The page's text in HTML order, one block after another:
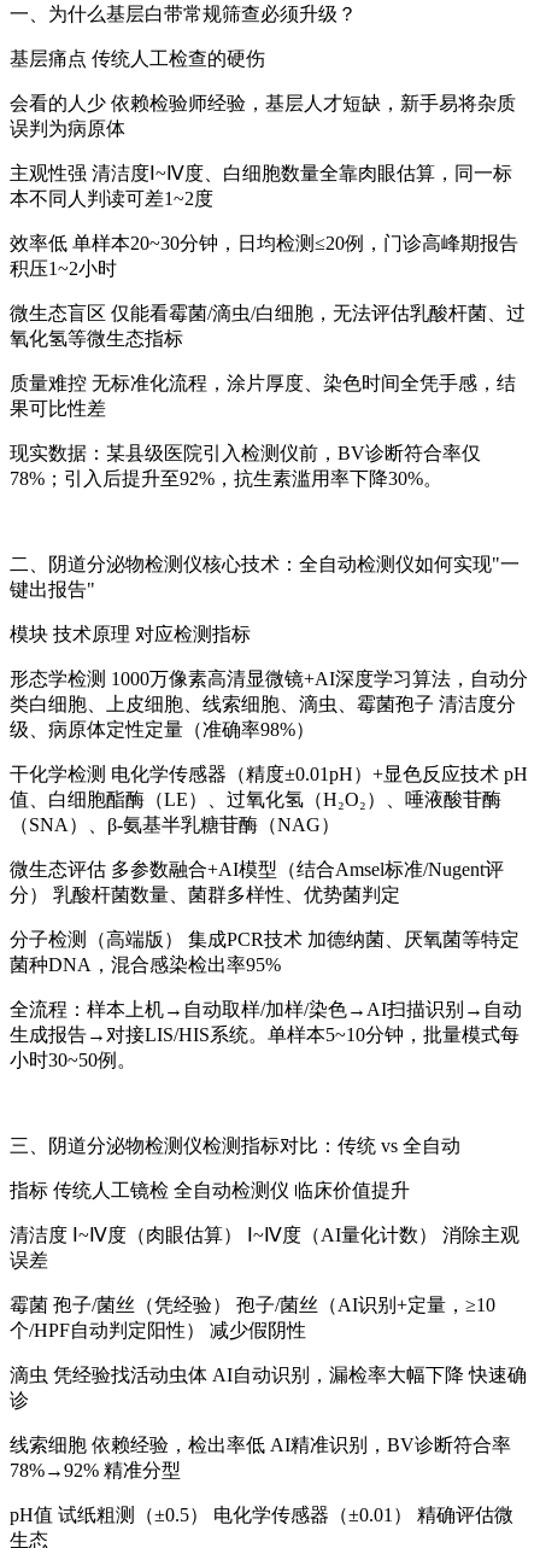
一、为什么基层白带常规筛查必须升级？
基层痛点 传统人工检查的硬伤
会看的人少 依赖检验师经验，基层人才短缺，新手易将杂质
误判为病原体
主观性强 清洁度Ⅰ~Ⅳ度、白细胞数量全靠肉眼估算，同一标
本不同人判读可差1~2度
效率低 单样本20~30分钟，日均检测≤20例，门诊高峰期报告
积压1~2小时
微生态盲区 仅能看霉菌/滴虫/白细胞，无法评估乳酸杆菌、过
氧化氢等微生态指标
质量难控 无标准化流程，涂片厚度、染色时间全凭手感，结
果可比性差
现实数据：某县级医院引入检测仪前，BV诊断符合率仅
78%；引入后提升至92%，抗生素滥用率下降30%。
二、 阴道分泌物检测仪核心技术：全自动检测仪如何实现"一
键出报告"
模块 技术原理 对应检测指标
形态学检测 1000万像素高清显微镜+AI深度学习算法，自动分
类白细胞、上皮细胞、线索细胞、滴虫、霉菌孢子 清洁度分
级、病原体定性定量（准确率98%）
干化学检测 电化学传感器（精度±0.01pH）+显色反应技术 pH
值、白细胞酯酶（LE）、过氧化氢（H₂O₂）、唾液酸苷酶
（SNA）、β-氨基半乳糖苷酶（NAG）
微生态评估 多参数融合+AI模型（结合Amsel标准/Nugent评
分） 乳酸杆菌数量、菌群多样性、优势菌判定
分子检测（高端版） 集成PCR技术 加德纳菌、厌氧菌等特定
菌种DNA，混合感染检出率95%
全流程：样本上机→自动取样/加样/染色→AI扫描识别→自动
生成报告→对接LIS/HIS系统。单样本5~10分钟，批量模式每
小时30~50例。
三、 阴道分泌物检测仪检测指标对比：传统 vs 全自动
指标 传统人工镜检 全自动检测仪 临床价值提升
清洁度 Ⅰ~Ⅳ度（肉眼估算） Ⅰ~Ⅳ度（AI量化计数） 消除主观
误差
霉菌 孢子/菌丝（凭经验） 孢子/菌丝（AI识别+定量，≥10
个/HPF自动判定阳性） 减少假阴性
滴虫 凭经验找活动虫体 AI自动识别，漏检率大幅下降 快速确
诊
线索细胞 依赖经验，检出率低 AI精准识别，BV诊断符合率
78%→92% 精准分型
pH值 试纸粗测（±0.5） 电化学传感器（±0.01） 精确评估微
生态